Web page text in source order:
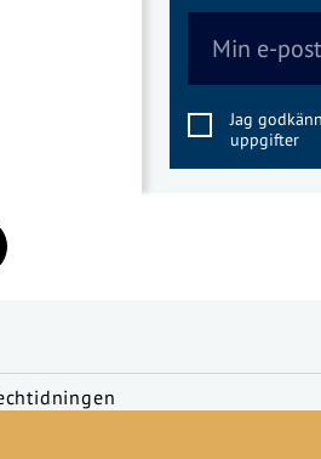
Jag
uppgifter